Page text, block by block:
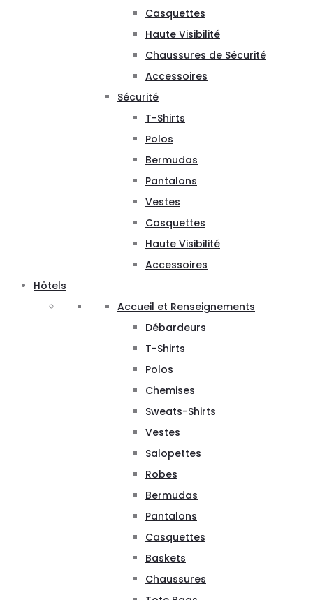
Casquettes
Haute Visibilité
Chaussures de Sécurité
Accessoires
Sécurité
T-Shirts
Polos
Bermudas
Pantalons
Vestes
Casquettes
Haute Visibilité
Accessoires
Hôtels
Accueil et Renseignements
Débardeurs
T-Shirts
Polos
Chemises
Sweats-Shirts
Vestes
Salopettes
Robes
Bermudas
Pantalons
Casquettes
Baskets
Chaussures